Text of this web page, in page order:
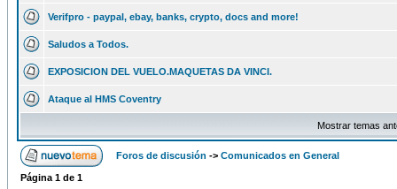
Verifpro - paypal, ebay, banks, crypto, docs and more!
Saludos a Todos.
EXPOSICION DEL VUELO.MAQUETAS DA VINCI.
Ataque al HMS Coventry
Mostrar temas
Foros de discusión -> Comunicados en General
Página 1 de 1